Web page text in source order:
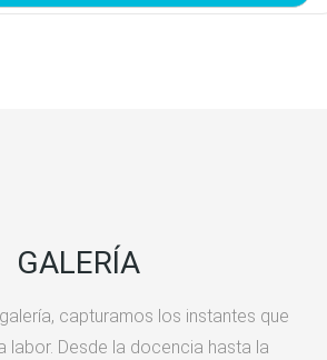
GALERÍA
capturamos los instantes que
labor. Desde la docencia hasta la